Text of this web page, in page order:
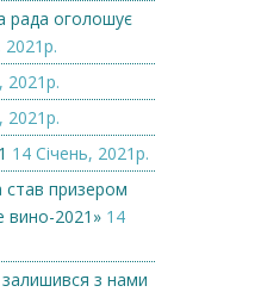
рада оголошує
2021р.
2021р.
2021р.
14 Січень, 2021р.
став призером
вино-2021» 14
з нами